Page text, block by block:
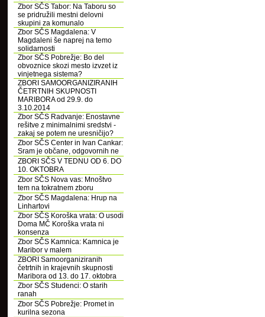
Zbor SČS Tabor: Na Taboru so
se pridružili mestni delovni
skupini za komunalo
Zbor SČS Magdalena: V
Magdaleni še naprej na temo
solidarnosti
Zbor SČS Pobrežje: Bo del
obvoznice skozi mesto izvzet iz
vinjetnega sistema?
ZBORI SAMOORGANIZIRANIH
ČETRTNIH SKUPNOSTI
MARIBORA od 29.9. do
3.10.2014
Zbor SČS Radvanje: Enostavne
rešitve z minimalnimi sredstvi -
zakaj se potem ne uresničijo?
Zbor SČS Center in Ivan Cankar:
Sram je občane, odgovornih ne
ZBORI SČS V TEDNU OD 6. DO
10. OKTOBRA
Zbor SČS Nova vas: Mnoštvo
tem na tokratnem zboru
Zbor SČS Magdalena: Hrup na
Linhartovi
Zbor SČS Koroška vrata: O usodi
Doma MČ Koroška vrata ni
konsenza
Zbor SČS Kamnica: Kamnica je
Maribor v malem
ZBORI Samoorganiziranih
četrtnih in krajevnih skupnosti
Maribora od 13. do 17. oktobra
Zbor SČS Studenci: O starih
ranah
Zbor SČS Pobrežje: Promet in
kurilna sezona